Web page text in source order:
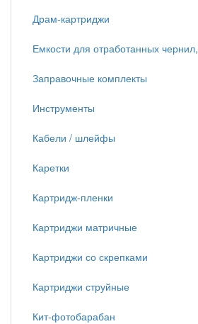
Драм-картриджи
Емкости для отработанных чернил,
Заправочные комплекты
Инструменты
Кабели / шлейфы
Каретки
Картридж-пленки
Картриджи матричные
Картриджи со скрепками
Картриджи струйные
Кит-фотобарабан